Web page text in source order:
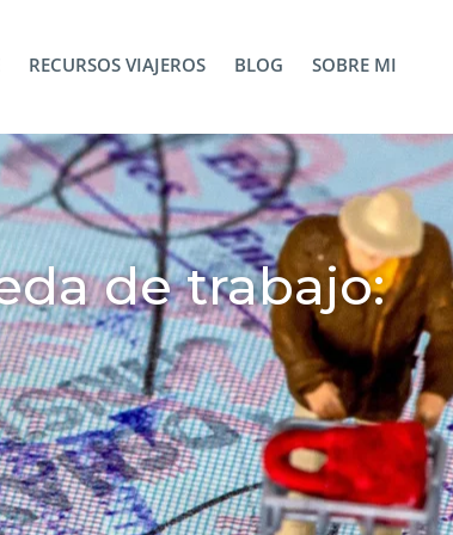
RECURSOS VIAJEROS BLOG SOBRE MI
de trabajo: